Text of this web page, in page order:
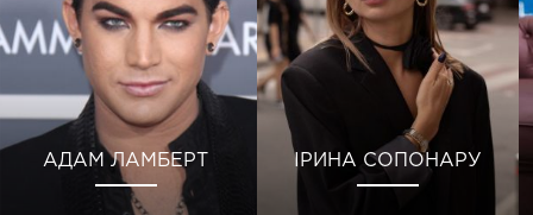
АДАМ ЛАМБЕРТ ІРИНА СОПОНАРУ